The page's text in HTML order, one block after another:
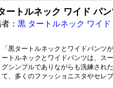
ートルネック ワイド パ
： 黒 タートルネック ワイド
「黒タートルネックとワイドパンツ
ートルネックとワイドパンツは、
グシンプルでありながらも洗練され
て、多くのファッショニスタやセレ